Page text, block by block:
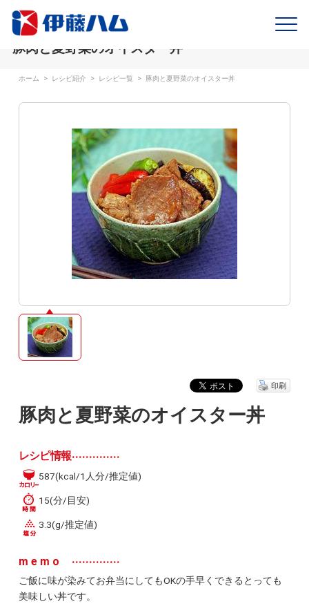
豚肉と夏野菜のオイスター丼
ホーム > レシピ紹介 > レシピ一覧 > 豚肉と夏野菜のオイスター丼
豚肉と夏野菜のオイスター丼
印刷
レシピ情報
587(kcal/1人分/推定値)
15(分/目安)
3.3(g/推定値)
memo
ご飯に味が染みてお弁当にしてもOKの手早くできるとっても
美味しい丼です。